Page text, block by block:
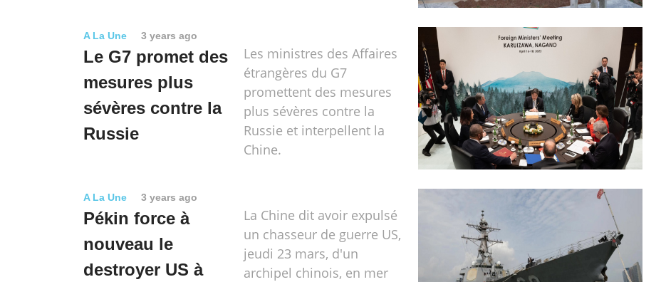
A La Une 3 years ago
Le G7 promet des
mesures plus
sévères contre la
Russie
Les ministres des Affaires
étrangères du G7
promettent des mesures
plus sévères contre la
Russie et interpellent la
Chine.
A La Une 3 years ago
Pékin force à
nouveau le
destroyer US à
La Chine dit avoir expulsé
un chasseur de guerre US,
jeudi 23 mars, d'un
archipel chinois, en mer